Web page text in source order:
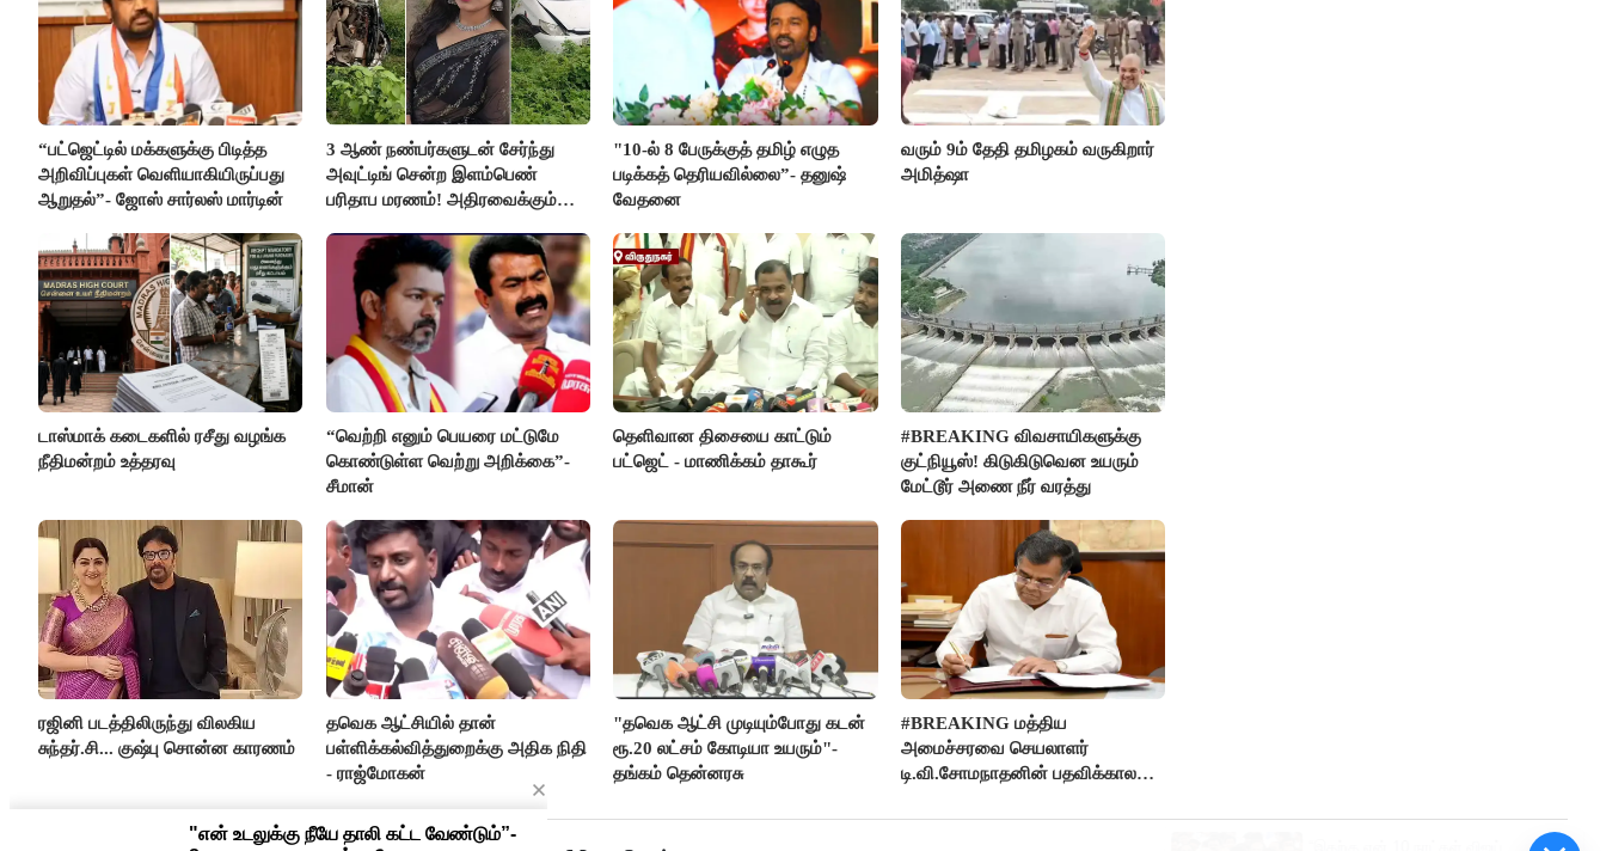
“பட்ஜெட்டில் மக்களுக்கு பிடித்த
அறிவிப்புகள் வெளியாகியிருப்பது
ஆறுதல்”- ஜோஸ் சார்லஸ் மார்டின்
3 ஆண் நண்பர்களுடன் சேர்ந்து
அவுட்டிங் சென்ற இளம்பெண்
பரிதாப மரணம்! அதிரவைக்கும்
"10-ல் 8 பேருக்குத் தமிழ் எழுத
படிக்கத் தெரியவில்லை”- தனுஷ்
வேதனை
வரும் 9ம் தேதி தமிழகம் வருகிறார்
அமித்ஷா
டாஸ்மாக் கடைகளில் ரசீது வழங்க
நீதிமன்றம் உத்தரவு
“வெற்றி எனும் பெயரை மட்டுமே
கொண்டுள்ள வெற்று அறிக்கை”-
சீமான்
தெளிவான திசையை காட்டும்
பட்ஜெட் - மாணிக்கம் தாகூர்
#BREAKING விவசாயிகளுக்கு
குட்நியூஸ்! கிடுகிடுவென உயரும்
மேட்டூர் அணை நீர் வரத்து
ரஜினி படத்திலிருந்து விலகிய
சுந்தர்.சி... குஷ்பு சொன்ன காரணம்
தவெக ஆட்சியில் தான்
பள்ளிக்கல்வித்துறைக்கு அதிக நிதி
- ராஜ்மோகன்
"தவெக ஆட்சி முடியும்போது கடன்
ரூ.20 லட்சம் கோடியா உயரும்"-
தங்கம் தென்னரசு
#BREAKING மத்திய
அமைச்சரவை செயலாளர்
டி.வி.சோமநாதனின் பதவிக்காலம்